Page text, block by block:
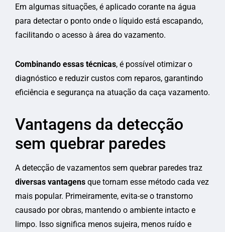
Em algumas situações, é aplicado corante na água
para detectar o ponto onde o líquido está escapando,
facilitando o acesso à área do vazamento.
Combinando essas técnicas, é possível otimizar o
diagnóstico e reduzir custos com reparos, garantindo
eficiência e segurança na atuação da caça vazamento.
Vantagens da detecção
sem quebrar paredes
A detecção de vazamentos sem quebrar paredes traz
diversas vantagens que tornam esse método cada vez
mais popular. Primeiramente, evita-se o transtorno
causado por obras, mantendo o ambiente intacto e
limpo. Isso significa menos sujeira, menos ruído e